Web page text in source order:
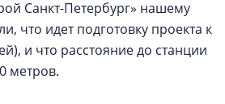
Санкт-Петербург» нашему
что идет подготовку проекта к
и что расстояние до станции
метров.